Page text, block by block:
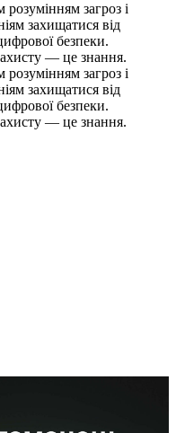
розумінням загроз і
захищатися від
безпеки.
— це знання.
розумінням загроз і
захищатися від
безпеки.
— це знання.